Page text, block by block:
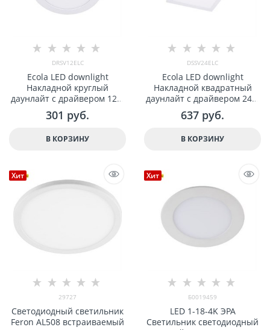
DRSV12ELC
Ecola LED downlight
Накладной круглый
даунлайт с драйвером 12W
220V 4200K 170x32 арт
DRSV12ELC
301 руб.
В КОРЗИНУ
DSSV24ELC
Ecola LED downlight
Накладной квадратный
даунлайт с драйвером 24W
220V 4200K 300x300x32 арт
DSSV24ELC
637 руб.
В КОРЗИНУ
Хит
29727
Светодиодный светильник
Feron AL508 встраиваемый
Хит
Б0019459
LED 1-18-4K ЭРА
Светильник светодиодный